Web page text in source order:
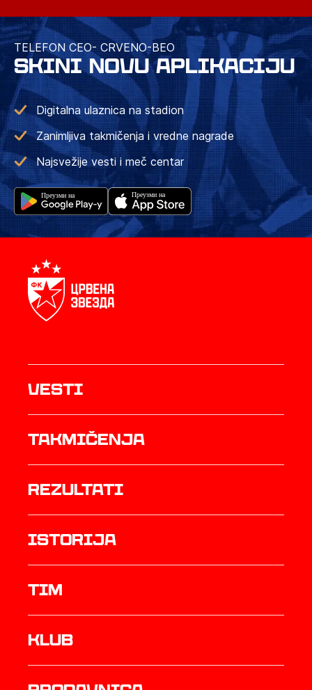
TELEFON CEO- CRVENO-BEO
SKINI NOVU APLIKACIJU
Digitalna ulaznica na stadion
Zanimljiva takmičenja i vredne nagrade
Najsvežije vesti i meč centar
Vesti
Takmičenja
rezultati
istorija
TIM
Klub